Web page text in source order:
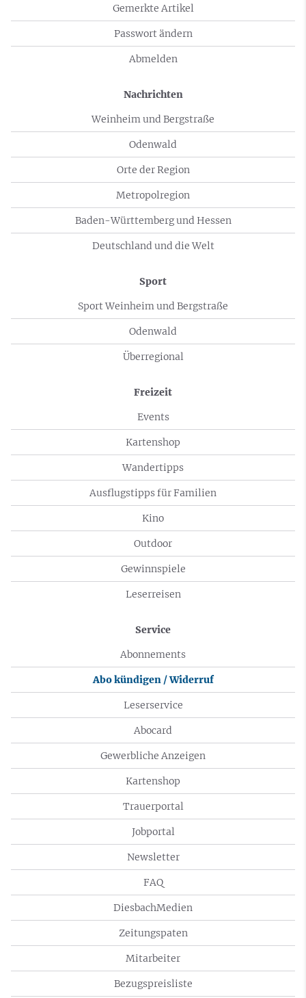
Gemerkte Artikel
Passwort ändern
Abmelden
Nachrichten
Weinheim und Bergstraße
Odenwald
Orte der Region
Metropolregion
Baden-Württemberg und Hessen
Deutschland und die Welt
Sport
Sport Weinheim und Bergstraße
Odenwald
Überregional
Freizeit
Events
Kartenshop
Wandertipps
Ausflugstipps für Familien
Kino
Outdoor
Gewinnspiele
Leserreisen
Service
Abonnements
Abo kündigen / Widerruf
Leserservice
Abocard
Gewerbliche Anzeigen
Kartenshop
Trauerportal
Jobportal
Newsletter
FAQ
DiesbachMedien
Zeitungspaten
Mitarbeiter
Bezugspreisliste